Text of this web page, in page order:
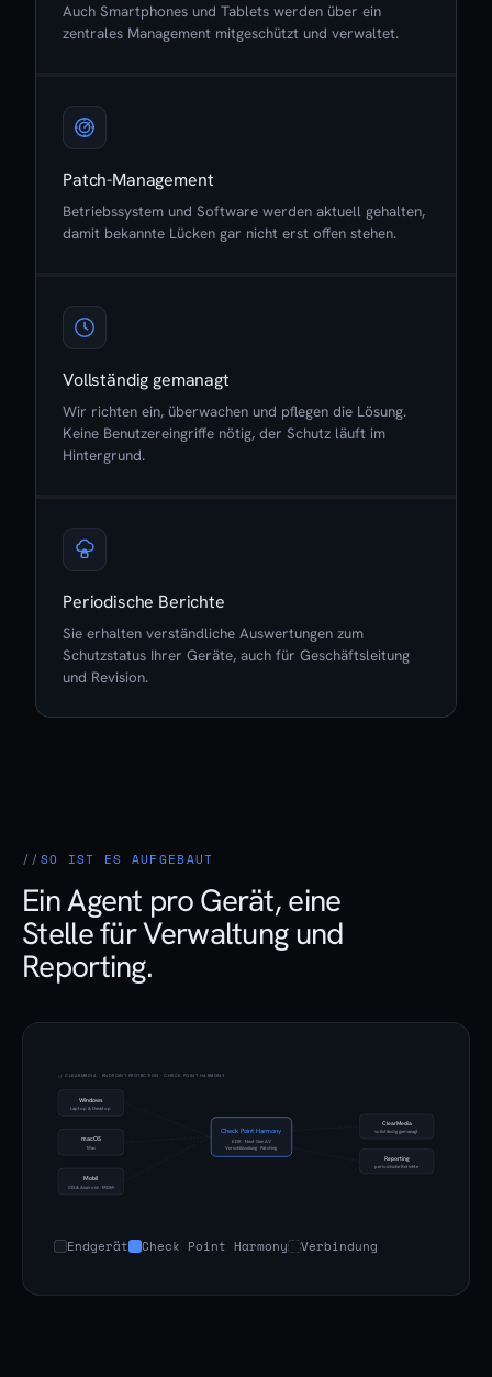
Auch Smartphones und Tablets werden über ein
zentrales Management mitgeschützt und verwaltet.
Patch-Management
Betriebssystem und Software werden aktuell gehalten,
damit bekannte Lücken gar nicht erst offen stehen.
Vollständig gemanagt
Wir richten ein, überwachen und pflegen die Lösung.
Keine Benutzereingriffe nötig, der Schutz läuft im
Hintergrund.
Periodische Berichte
Sie erhalten verständliche Auswertungen zum
Schutzstatus Ihrer Geräte, auch für Geschäftsleitung
und Revision.
SO IST ES AUFGEBAUT
Ein Agent pro Gerät, eine
Stelle für Verwaltung und
Reporting.
Windows
Laptop & Desktop
macOS
Mac
Mobil
iOS & Android · MDM
Check Point Harmony
EDR · Next-Gen AV
Verschlüsselung · Patching
ClearMedia
vollständig gemanagt
Reporting
periodische Berichte
// CLEARMEDIA · ENDPOINT PROTECTION · CHECK POINT HARMONY
Endgerät Check Point Harmony Verbindung